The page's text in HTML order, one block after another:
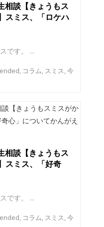
相談【きょうもス
スミス、「ロケハ
です。 ...
, コラム, スミス,今
相談【きょうもス
スミス、「好奇
です。 ...
, コラム, スミス,今